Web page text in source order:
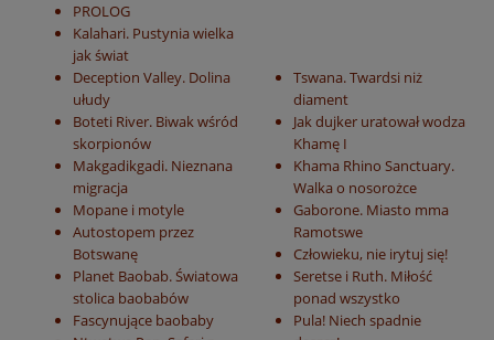
PROLOG
Kalahari. Pustynia wielka
jak świat
Deception Valley. Dolina
ułudy
Boteti River. Biwak wśród
skorpionów
Makgadikgadi. Nieznana
migracja
Mopane i motyle
Autostopem przez
Botswanę
Planet Baobab. Światowa
stolica baobabów
Fascynujące baobaby
Tswana. Twardsi niż
diament
Jak dujker uratował wodza
Khamę I
Khama Rhino Sanctuary.
Walka o nosorożce
Gaborone. Miasto mma
Ramotswe
Człowieku, nie irytuj się!
Seretse i Ruth. Miłość
ponad wszystko
Pula! Niech spadnie